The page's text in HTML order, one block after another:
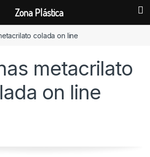
colada on line
metacrilato
on line
Zona Plástica